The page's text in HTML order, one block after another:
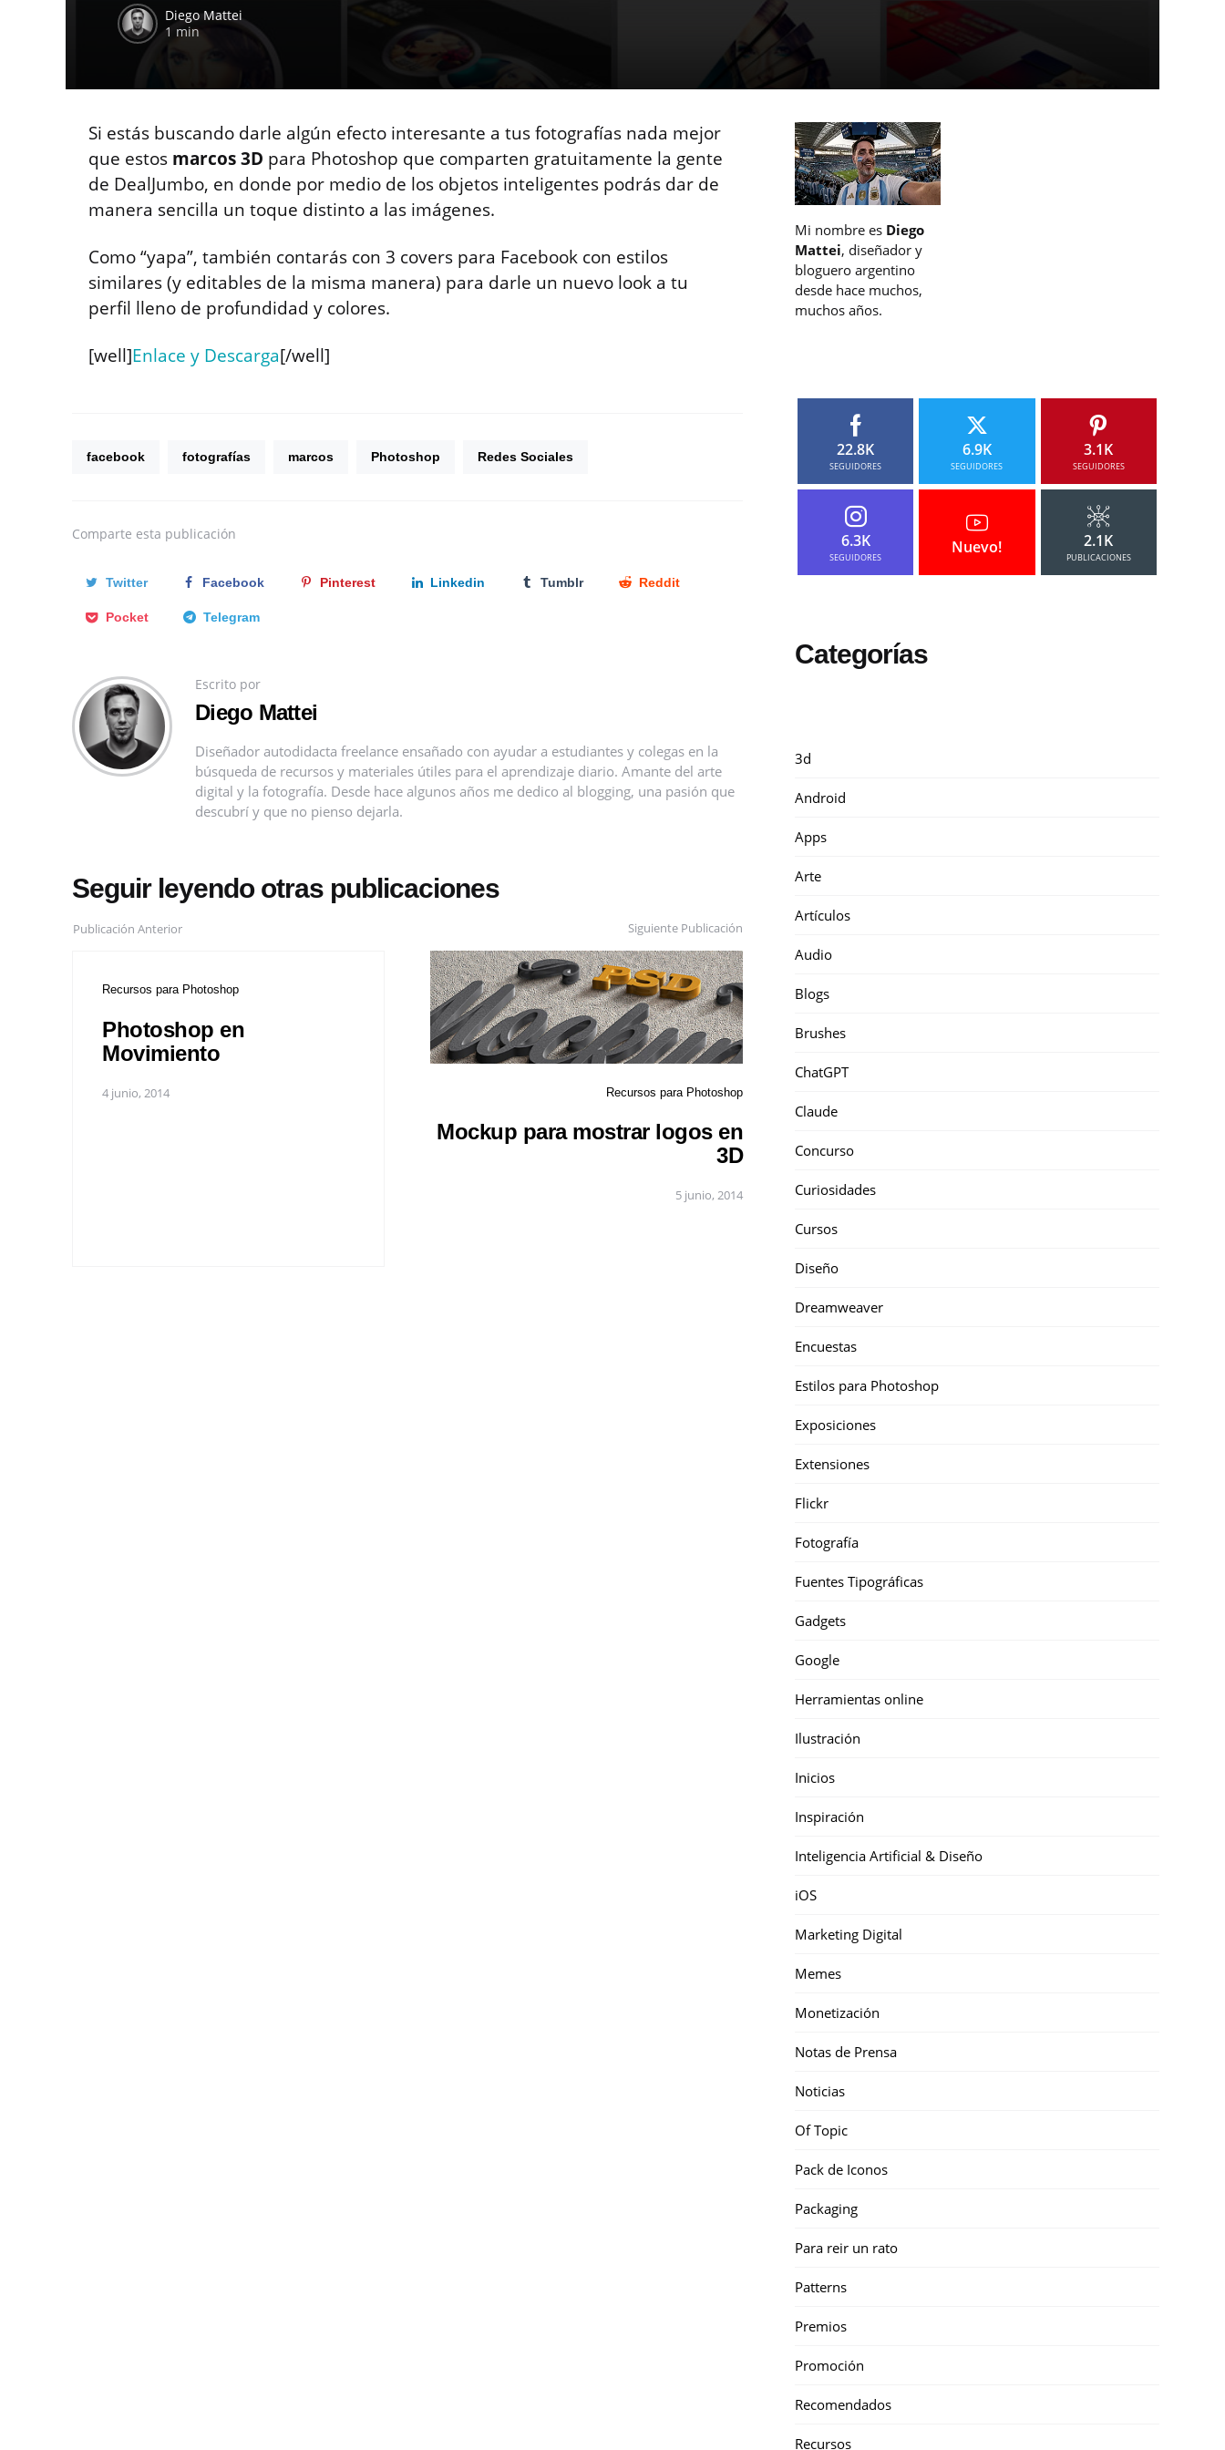
Diego Mattei
1 min
Si estás buscando darle algún efecto interesante a tus fotografías nada mejor
que estos marcos 3D para Photoshop que comparten gratuitamente la gente
de DealJumbo, en donde por medio de los objetos inteligentes podrás dar de
manera sencilla un toque distinto a las imágenes.
Como “yapa”, también contarás con 3 covers para Facebook con estilos
similares (y editables de la misma manera) para darle un nuevo look a tu
perfil lleno de profundidad y colores.
[well]Enlace y Descarga[/well]
facebook fotografías marcos Photoshop Redes Sociales
Comparte esta publicación
Twitter Facebook Pinterest Linkedin Tumblr Reddit
Pocket Telegram
Escrito por
Diego Mattei
Diseñador autodidacta freelance ensañado con ayudar a estudiantes y colegas en la
búsqueda de recursos y materiales útiles para el aprendizaje diario. Amante del arte
digital y la fotografía. Desde hace algunos años me dedico al blogging, una pasión que
descubrí y que no pienso dejarla.
Seguir leyendo otras publicaciones
Publicación Anterior
Recursos para Photoshop
Photoshop en
Movimiento
4 junio, 2014
Siguiente Publicación
Recursos para Photoshop
Mockup para mostrar logos en
3D
5 junio, 2014
Mi nombre es Diego
Mattei, diseñador y
bloguero argentino
desde hace muchos,
muchos años.
22.8K
SEGUIDORES
6.9K
SEGUIDORES
3.1K
SEGUIDORES
6.3K
SEGUIDORES
Nuevo! 2.1K
PUBLICACIONES
Categorías
3d
Android
Apps
Arte
Artículos
Audio
Blogs
Brushes
ChatGPT
Claude
Concurso
Curiosidades
Cursos
Diseño
Dreamweaver
Encuestas
Estilos para Photoshop
Exposiciones
Extensiones
Flickr
Fotografía
Fuentes Tipográficas
Gadgets
Google
Herramientas online
Ilustración
Inicios
Inspiración
Inteligencia Artificial & Diseño
iOS
Marketing Digital
Memes
Monetización
Notas de Prensa
Noticias
Of Topic
Pack de Iconos
Packaging
Para reir un rato
Patterns
Premios
Promoción
Recomendados
Recursos